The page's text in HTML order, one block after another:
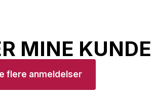
MINE
flere anmeldelser